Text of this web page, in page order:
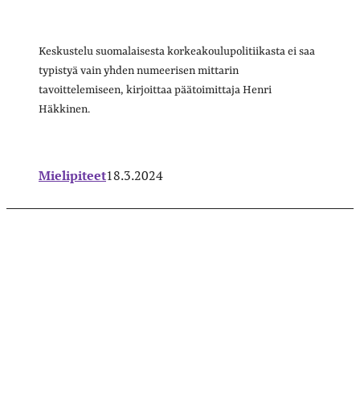
Keskustelu suomalaisesta korkeakoulupolitiikasta ei saa
typistyä vain yhden numeerisen mittarin
tavoittelemiseen, kirjoittaa päätoimittaja Henri
Häkkinen.
Mielipiteet18.3.2024